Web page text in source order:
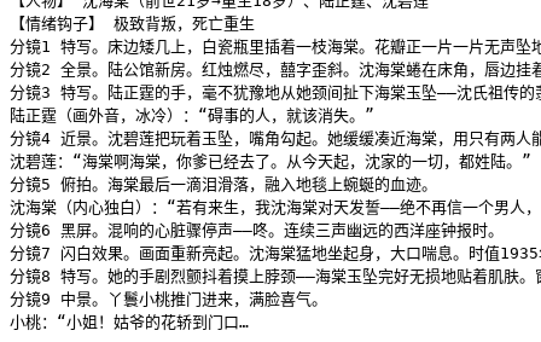
【情绪钩子】 极致背叛，死亡重生
分镜1 特写。床边矮几上，白瓷瓶里插着一枝海棠。花瓣正一片一片无声坠
分镜2 全景。陆公馆新房。红烛燃尽，囍字歪斜。沈海棠蜷在床角，唇边挂
分镜3 特写。陆正霆的手，毫不犹豫地从她颈间扯下海棠玉坠——沈氏祖传
陆正霆（画外音，冰冷）：“碍事的人，就该消失。”
分镜4 近景。沈碧莲把玩着玉坠，嘴角勾起。她缓缓凑近海棠，用只有两人
沈碧莲：“海棠啊海棠，你爹已经去了。从今天起，沈家的一切，都姓陆。”
分镜5 俯拍。海棠最后一滴泪滑落，融入地毯上蜿蜒的血迹。
沈海棠（内心独白）：“若有来生，我沈海棠对天发誓——绝不再信一个男人
分镜6 黑屏。混响的心脏骤停声——咚。连续三声幽远的西洋座钟报时。
分镜7 闪白效果。画面重新亮起。沈海棠猛地坐起身，大口喘息。时值
分镜8 特写。她的手剧烈颤抖着摸上脖颈——海棠玉坠完好无损地贴着肌肤。
分镜9 中景。丫鬟小桃推门进来，满脸喜气。
小桃：“小姐！姑爷的花轿到门口…